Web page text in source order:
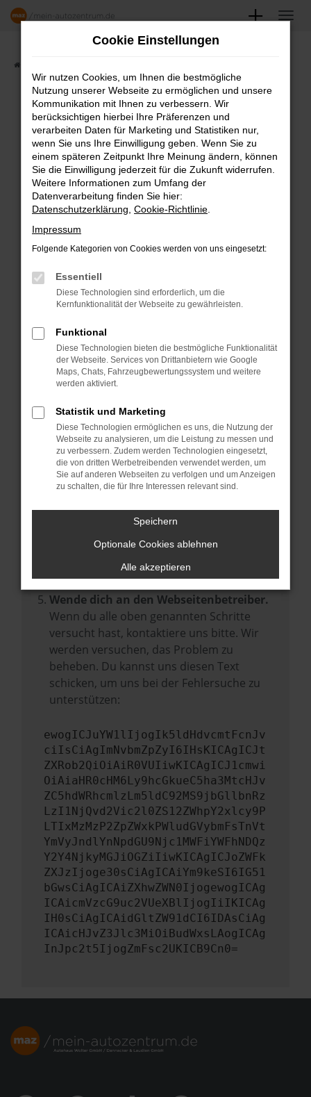
Zum
FAHRZEUGSHOWROOM
Fehler: Network Error
Beim Laden ist ein Fehler aufgetreten.
Hier sind ein paar Tipps, die dir helfen können:
Überprüfe deine Firewall und deine
Laden andere Webseiten, zum Beispiel
deine Suchmaschine?
Manche Erweiterungen, wie Werbeblocker,
können das Laden bestimmter Seiten
verhindern. Funktioniert die Seite in einem
anderen Browser oder in einem privaten
Starte dein Gerät neu.
Das kann manchmal helfen,
vorübergehende Probleme zu beheben.
Stelle sicher, dass dein Browser und dein
Betriebssystem auf dem neuesten Stand
sind.
Veraltete Software birgt nicht nur ein
Sicherheitsrisiko, sondern kann auch dazu
führen, dass bestimmte Funktionen nicht
mehr unterstützt werden.
Wende dich an den Webseitenbetreiber.
Wenn du alle oben genannten Schritte
versucht hast, kontaktiere uns bitte. Wir
werden versuchen, das Problem zu
beheben. Du kannst uns diesen Text
schicken, um uns bei der Fehlersuche zu
unterstützen:
ewogICJuYW1lIjogIk5ldHdvcmtFcnJv
ciIsCiAgImNvbmZpZyI6IHsKICAgICJt
ZXRob2QiOiAiR0VUIiwKICAgICJ1cmwi
OiAiaHR0cHM6Ly9hcGkueC5ha3MtcHJv
ZC5hdWRhcmlzLm5ldC92MS9jbGllbnRz
LzI1NjQvd2Vic2l0ZS12ZWhpY2xlcy9P
LTIxMzMzP2ZpZWxkPWludGVybmFsTnVt
YmVyJndlYnNpdGU9Njc1MWFiYWFhNDQz
Y2Y4NjkyMGJiOGZiIiwKICAgICJoZWFk
ZXJzIjoge30sCiAgICAiYm9keSI6IG51
bGwsCiAgICAiZXhwZWN0IjogewogICAg
ICAicmVzcG9uc2VUeXBlIjogIiIKICAg
IH0sCiAgICAidGltZW91dCI6IDAsCiAg
ICAicHJvZ3Jlc3MiOiBudWxsLAogICAg
InJpc2t5IjogZmFsc2UKICB9Cn0=
Cookie Einstellungen
Wir nutzen Cookies, um Ihnen die bestmögliche
Nutzung unserer Webseite zu ermöglichen und unsere
Kommunikation mit Ihnen zu verbessern. Wir
berücksichtigen hierbei Ihre Präferenzen und
verarbeiten Daten für Marketing und Statistiken nur,
wenn Sie uns Ihre Einwilligung geben. Wenn Sie zu
einem späteren Zeitpunkt Ihre Meinung ändern, können
Sie die Einwilligung jederzeit für die Zukunft widerrufen.
Weitere Informationen zum Umfang der
Datenverarbeitung finden Sie hier:
Datenschutzerklärung Cookie-Richtlinie
Impressum
Folgende Kategorien von Cookies werden von uns eingesetzt:
Essentiell
Diese Technologien sind erforderlich, um die
Kernfunktionalität der Webseite zu gewährleisten.
Funktional
Diese Technologien bieten die bestmögliche Funktionalität
der Webseite. Services von Drittanbietern wie Google
Maps, Chats, Fahrzeugbewertungssystem und weitere
werden aktiviert.
Statistik und Marketing
Diese Technologien ermöglichen es uns, die Nutzung der
Webseite zu analysieren, um die Leistung zu messen und
zu verbessern. Zudem werden Technologien eingesetzt,
die von dritten Werbetreibenden verwendet werden, um
Sie auf anderen Webseiten zu verfolgen und um Anzeigen
zu schalten, die für Ihre Interessen relevant sind.
Speichern
Optionale Cookies ablehnen
Alle akzeptieren